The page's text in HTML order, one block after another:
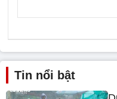
Tin nổi bật